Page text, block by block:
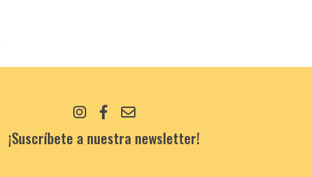
¡Suscríbete a nuestra newsletter!